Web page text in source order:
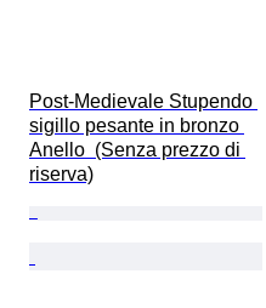
Post-Medievale Stupendo
sigillo pesante in bronzo
Anello  (Senza prezzo di
riserva)